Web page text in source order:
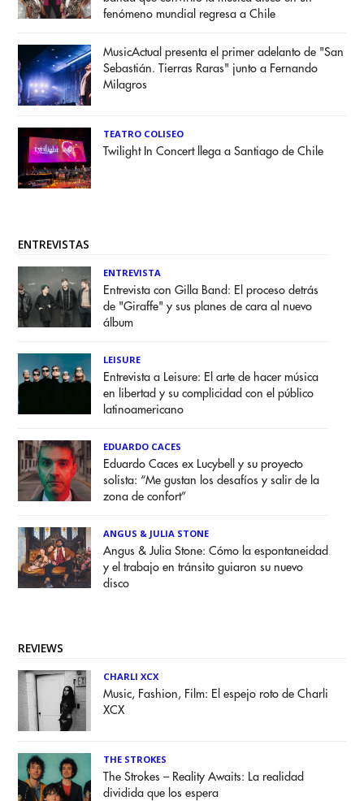
fenómeno mundial regresa a Chile
MusicActual presenta el primer adelanto de "San
Sebastián. Tierras Raras" junto a Fernando
Milagros
TEATRO COLISEO
Twilight In Concert llega a Santiago de Chile
ENTREVISTAS
ENTREVISTA
Entrevista con Gilla Band: El proceso detrás
de "Giraffe" y sus planes de cara al nuevo
álbum
LEISURE
Entrevista a Leisure: El arte de hacer música
en libertad y su complicidad con el público
latinoamericano
EDUARDO CACES
Eduardo Caces ex Lucybell y su proyecto
solista: “Me gustan los desafíos y salir de la
zona de confort”
ANGUS & JULIA STONE
Angus & Julia Stone: Cómo la espontaneidad
y el trabajo en tránsito guiaron su nuevo
disco
REVIEWS
CHARLI XCX
Music, Fashion, Film: El espejo roto de Charli
XCX
THE STROKES
The Strokes – Reality Awaits: La realidad
dividida que los espera